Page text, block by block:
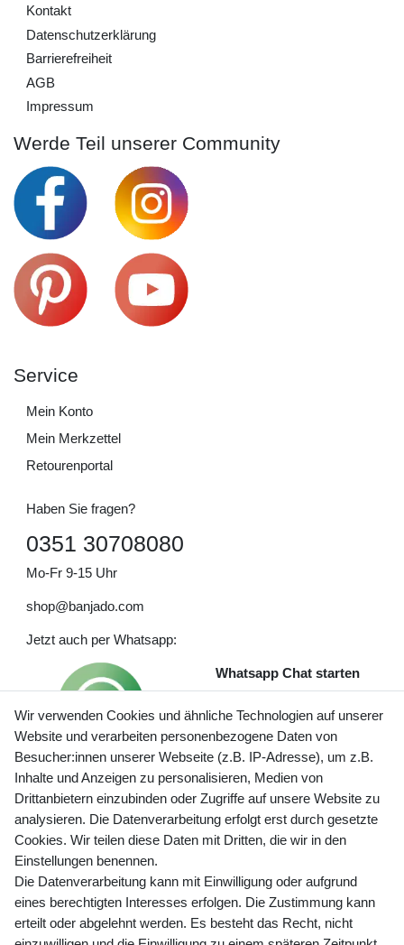
Kontakt
Daten­schutz­erklärung
Barrierefreiheit
AGB
Impressum
Werde Teil unserer Community
Service
Mein Konto
Mein Merkzettel
Retourenportal
Haben Sie fragen?
0351 30708080
Mo-Fr 9-15 Uhr
shop@banjado.com
Jetzt auch per Whatsapp:
Whatsapp Chat starten
Preisangaben inkl. gesetzl. MwSt. und zzgl. Service- und
Versandkosten
Newsletter Anmeldung - Keine Angebote
mehr verpassen!
Wir verwenden Cookies und ähnliche Technologien auf unserer
Website und verarbeiten personenbezogene Daten von
Besucher:innen unserer Webseite (z.B. IP-Adresse), um z.B.
Inhalte und Anzeigen zu personalisieren, Medien von
Drittanbietern einzubinden oder Zugriffe auf unsere Website zu
analysieren. Die Datenverarbeitung erfolgt erst durch gesetzte
Cookies. Wir teilen diese Daten mit Dritten, die wir in den
Einstellungen benennen.
Die Datenverarbeitung kann mit Einwilligung oder aufgrund
eines berechtigten Interesses erfolgen. Die Zustimmung kann
erteilt oder abgelehnt werden. Es besteht das Recht, nicht